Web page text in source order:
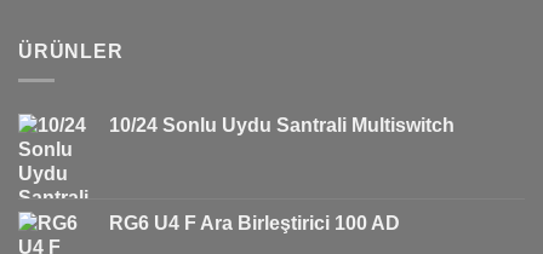
ÜRÜNLER
10/24 Sonlu Uydu Santrali Multiswitch
RG6 U4 F Ara Birleştirici 100 AD